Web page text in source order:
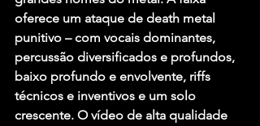
oferece um ataque de death metal
punitivo – com vocais dominantes,
percussão diversificados e profundos,
baixo profundo e envolvente, riffs
técnicos e inventivos e um solo
crescente. O vídeo de alta qualidade